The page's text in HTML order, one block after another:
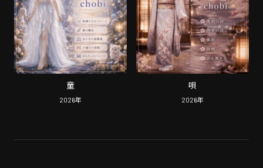
童
2026年
唄
2026年